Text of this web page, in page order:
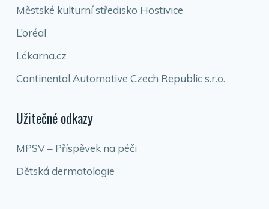
Městské kulturní středisko Hostivice
L’oréal
Lékarna.cz
Continental Automotive Czech Republic s.r.o.
Užitečné odkazy
MPSV – Příspěvek na péči
Dětská dermatologie